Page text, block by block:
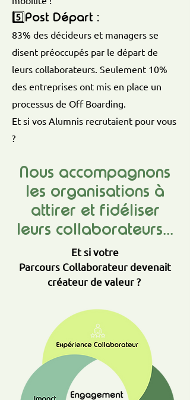
5️⃣Post Départ :
83% des décideurs et managers se
disent préoccupés par le départ de
leurs collaborateurs. Seulement 10%
des entreprises ont mis en place un
processus de Off Boarding.
Et si vos Alumnis recrutaient pour vous
?
Nous accompagnons
les organisations à
attirer et fidéliser
leurs collaborateurs...
Et si votre
Parcours Collaborateur devenait
créateur de valeur ?